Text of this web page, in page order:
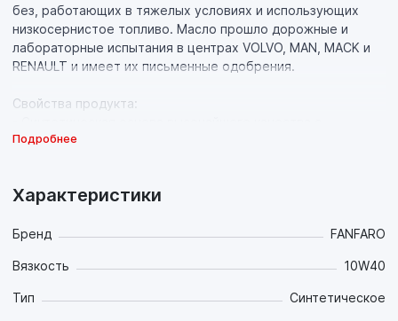
без, работающих в тяжелых условиях и использующих
низкосернистое топливо. Масло прошло дорожные и
лабораторные испытания в центрах VOLVO, MAN, MACK и
RENAULT и имеет их письменные одобрения.
Свойства продукта:
инновационном пакетом присадок, обладающая
противоизносные и противозадирные свойства, что
самых экстремальных, режимах работы в широком
обеспечивает существенную экономию топлива;
- Стабильная синтетическая основа придает маслу
Подробнее
Характеристики
Бренд FANFARO
Вязкость 10W40
Тип Синтетическое